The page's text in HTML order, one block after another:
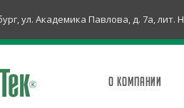
ул. Академика Павлова, д. 7а, лит. Н
О КОМПАНИИ